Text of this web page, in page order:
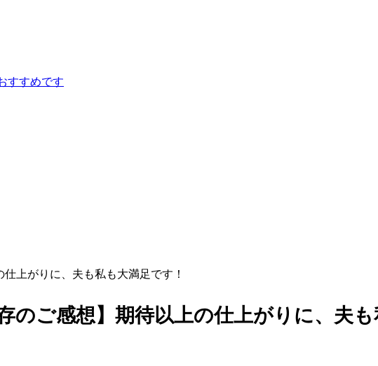
上がりに、夫も私も大満足です！
のご感想】期待以上の仕上がりに、夫も